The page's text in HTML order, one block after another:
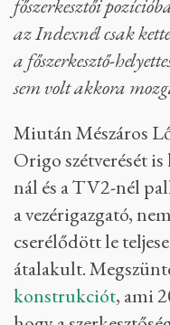
főszerkesztői
az Indexnél csak
a főszerkesztő-
sem volt akkora
Miután Mészáros
Origo szétverését
nál és a TV2-nél
a vezérigazgató,
cserélődött le
átalakult.
konstrukciót, ami